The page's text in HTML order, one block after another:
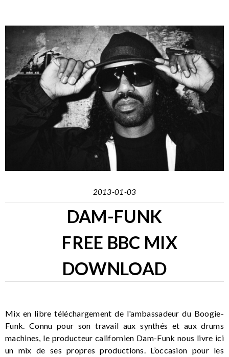
2013-01-03
DAM-FUNK
FREE BBC MIX
DOWNLOAD
Mix en libre téléchargement de l'ambassadeur du Boogie-
Funk. Connu pour son travail aux synthés et aux drums
machines, le producteur californien Dam-Funk nous livre ici
un mix de ses propres productions. L’occasion pour les